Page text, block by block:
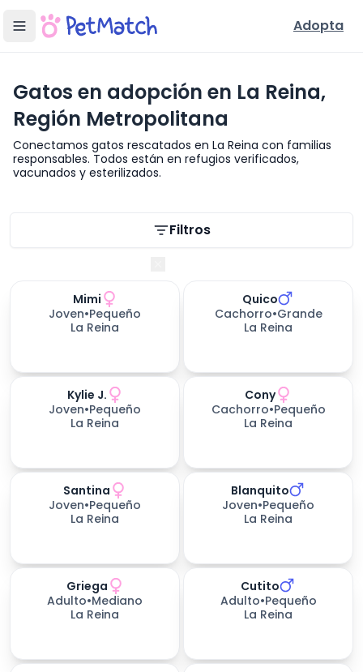
Adopta
Gatos en adopción en La Reina,
Región Metropolitana
Conectamos gatos rescatados en La Reina con familias
responsables. Todos están en refugios verificados,
vacunados y esterilizados.
Filtros
Mimi
Joven•Pequeño
La Reina
Quico
Cachorro•Grande
La Reina
Kylie J.
Joven•Pequeño
La Reina
Cony
Cachorro•Pequeño
La Reina
Santina
Joven•Pequeño
La Reina
Blanquito
Joven•Pequeño
La Reina
Griega
Adulto•Mediano
La Reina
Cutito
Adulto•Pequeño
La Reina